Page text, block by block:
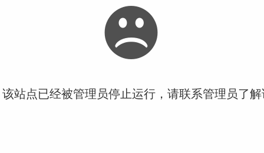
站点已经被管理员停止运行，请联系管理员了